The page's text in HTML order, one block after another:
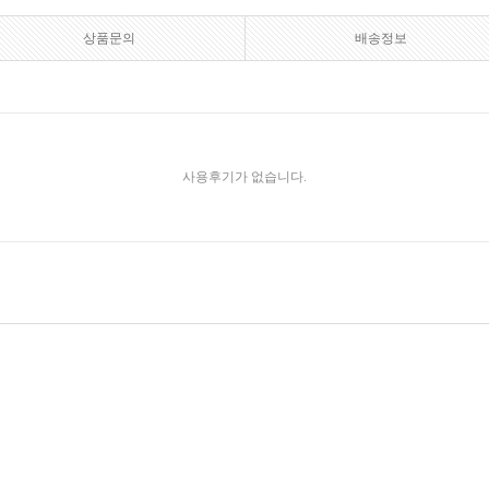
상품문의 배송정보
사용후기가 없습니다.